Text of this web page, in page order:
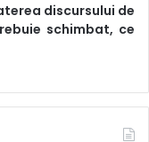
discursului de
schimbat, ce